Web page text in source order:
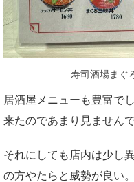
寿司酒場まぐ
居酒屋メニューも豊富で
来たのであまり見ませんで
それにしても店内は少し
の方やたらと威勢が良い